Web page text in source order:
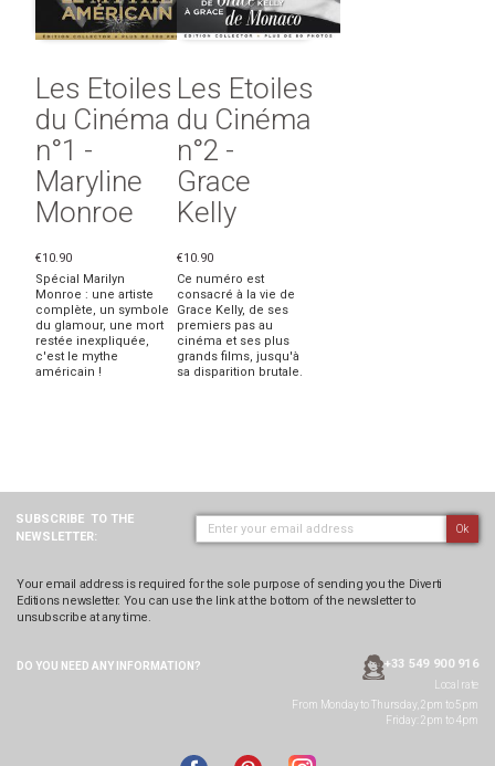
Les Etoiles
du Cinéma
n°1 -
Maryline
Monroe
€10.90
Spécial Marilyn
Monroe : une artiste
complète, un symbole
du glamour, une mort
restée inexpliquée,
c'est le mythe
américain !
Les Etoiles
du Cinéma
n°2 -
Grace
Kelly
€10.90
Ce numéro est
consacré à la vie de
Grace Kelly, de ses
premiers pas au
cinéma et ses plus
grands films, jusqu'à
sa disparition brutale.
SUBSCRIBE TO THE
NEWSLETTER:
Ok
Your email address is required for the sole purpose of sending you the Diverti
Editions newsletter. You can use the link at the bottom of the newsletter to
unsubscribe at any time.
DO YOU NEED ANY INFORMATION? +33 549 900 916
Local rate
From Monday to Thursday, 2pm to 5pm
Friday: 2pm to 4pm